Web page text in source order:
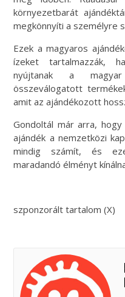
környezetbarát
megkönnyíti a személyre
Ezek a magyaros
ízeket tartalmazzák,
nyújtanak a
összeválogatott
amit az ajándékozott
Gondoltál már arra,
ajándék a nemzetközi
mindig számít, és
maradandó élményt
szponzorált tartalom (X)